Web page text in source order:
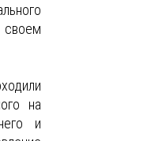
своем
на
и